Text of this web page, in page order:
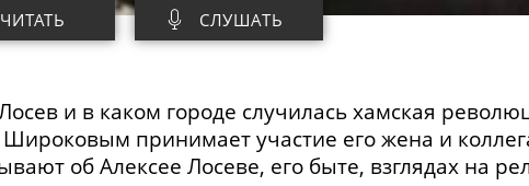
ЧИТАТЬ СЛУШАТЬ
и в каком городе случилась хамская
Широковым принимает участие его жена и
об Алексее Лосеве, его быте, взглядах на